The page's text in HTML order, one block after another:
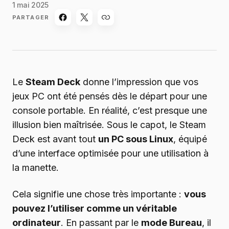
1 mai 2025
PARTAGER
Le Steam Deck donne l’impression que vos
jeux PC ont été pensés dès le départ pour une
console portable. En réalité, c’est presque une
illusion bien maîtrisée. Sous le capot, le Steam
Deck est avant tout un PC sous Linux, équipé
d’une interface optimisée pour une utilisation à
la manette.
Cela signifie une chose très importante : vous
pouvez l’utiliser comme un véritable
ordinateur. En passant par le mode Bureau, il